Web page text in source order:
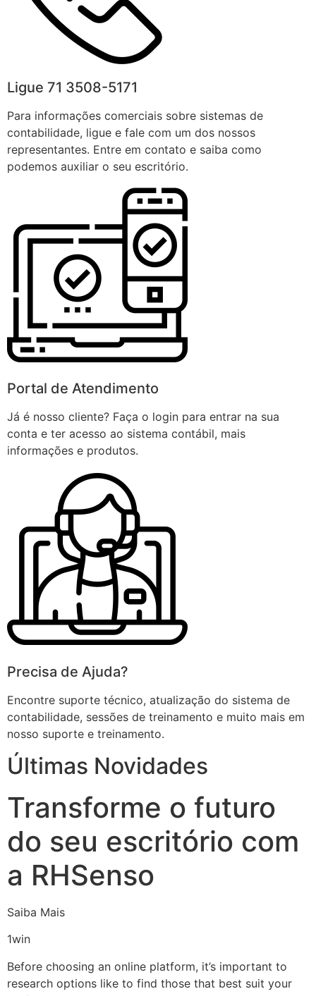
Ligue 71 3508-5171
Para informações comerciais sobre sistemas de
contabilidade, ligue e fale com um dos nossos
representantes. Entre em contato e saiba como
podemos auxiliar o seu escritório.
Portal de Atendimento
Já é nosso cliente? Faça o login para entrar na sua
conta e ter acesso ao sistema contábil, mais
informações e produtos.
Precisa de Ajuda?
Encontre suporte técnico, atualização do sistema de
contabilidade, sessões de treinamento e muito mais em
nosso suporte e treinamento.
Últimas Novidades
Transforme o futuro
do seu escritório com
a RHSenso
Saiba Mais
1win
Before choosing an online platform, it’s important to
research options like to find those that best suit your